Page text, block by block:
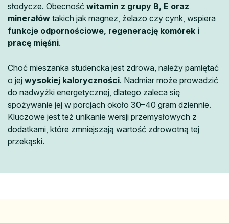
słodycze. Obecność witamin z grupy B, E oraz
minerałów takich jak magnez, żelazo czy cynk, wspiera
funkcje odpornościowe, regenerację komórek i
pracę mięśni.
Choć mieszanka studencka jest zdrowa, należy pamiętać
o jej wysokiej kaloryczności. Nadmiar może prowadzić
do nadwyżki energetycznej, dlatego zaleca się
spożywanie jej w porcjach około 30–40 gram dziennie.
Kluczowe jest też unikanie wersji przemysłowych z
dodatkami, które zmniejszają wartość zdrowotną tej
przekąski.